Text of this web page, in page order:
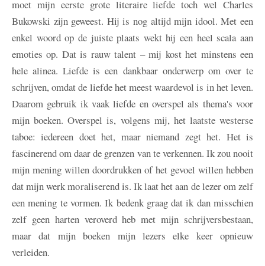
moet mijn eerste grote literaire liefde toch wel Charles
Bukowski zijn geweest. Hij is nog altijd mijn idool. Met een
enkel woord op de juiste plaats wekt hij een heel scala aan
emoties op. Dat is rauw talent – mij kost het minstens een
hele alinea. Liefde is een dankbaar onderwerp om over te
schrijven, omdat de liefde het meest waardevol is in het leven.
Daarom gebruik ik vaak liefde en overspel als thema's voor
mijn boeken. Overspel is, volgens mij, het laatste westerse
taboe: iedereen doet het, maar niemand zegt het. Het is
fascinerend om daar de grenzen van te verkennen. Ik zou nooit
mijn mening willen doordrukken of het gevoel willen hebben
dat mijn werk moraliserend is. Ik laat het aan de lezer om zelf
een mening te vormen. Ik bedenk graag dat ik dan misschien
zelf geen harten veroverd heb met mijn schrijversbestaan,
maar dat mijn boeken mijn lezers elke keer opnieuw
verleiden.